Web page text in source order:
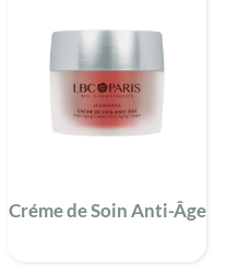
Créme de Soin Anti-Âge